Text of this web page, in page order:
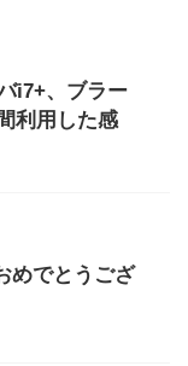
i7+、ブラー
利用した感
めでとうござ